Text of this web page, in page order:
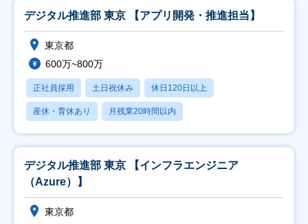
デジタル推進部 東京 【アプリ開発・推進担当】
東京都
600万~800万
正社員採用 土日祝休み 休日120日以上
産休・育休あり 月残業20時間以内
デジタル推進部 東京 【インフラエンジニア
（Azure）】
東京都